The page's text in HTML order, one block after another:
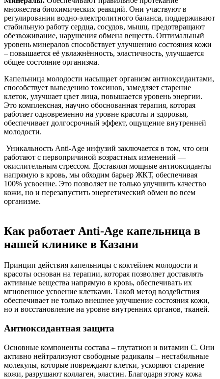
множества биохимических реакций. Они участвуют в
регулировании водно-электролитного баланса, поддерживают
стабильную работу сердца, сосудов, мышц, предотвращают
обезвоживание, нарушения обмена веществ. Оптимальный
уровень минералов способствует улучшению состояния кожи
– повышается её увлажнённость, эластичность, улучшается
общее состояние организма.
Капельница молодости насыщает организм антиоксидантами,
способствует выведению токсинов, замедляет старение
клеток, улучшает цвет лица, повышается уровень энергии.
Это комплексная, научно обоснованная терапия, которая
работает одновременно на уровне красоты и здоровья,
обеспечивает долгосрочный эффект, ощущение внутренней
молодости.
Уникальность Anti-Age инфузий заключается в том, что они
работают с первопричиной возрастных изменений —
окислительным стрессом. Доставляя мощные антиоксиданты
напрямую в кровь, мы обходим барьер ЖКТ, обеспечивая
100% усвоение. Это позволяет не только улучшить качество
кожи, но и перезапустить энергетический обмен во всем
организме.
Как работает Anti-Age капельница в
нашей клинике в Казани
Принцип действия капельницы с коктейлем молодости и
красоты основан на терапии, которая позволяет доставлять
активные вещества напрямую в кровь, обеспечивать их
мгновенное усвоение клетками. Такой метод воздействия
обеспечивает не только внешнее улучшение состояния кожи,
но и восстановление на уровне внутренних органов, тканей.
Антиоксидантная защита
Основные компоненты состава – глутатион и витамин С. Они
активно нейтрализуют свободные радикалы – нестабильные
молекулы, которые повреждают клетки, ускоряют старение
кожи, разрушают коллаген, эластин. Благодаря этому кожа